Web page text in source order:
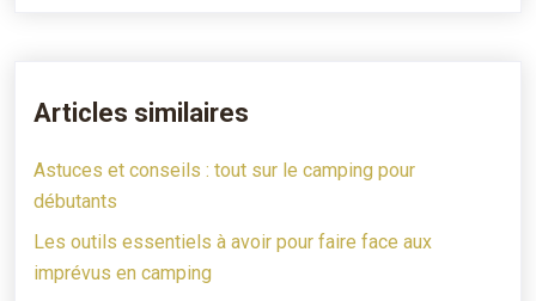
Articles similaires
Astuces et conseils : tout sur le camping pour
débutants
Les outils essentiels à avoir pour faire face aux
imprévus en camping